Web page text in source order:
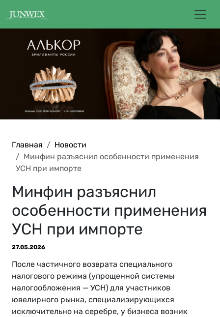
Главная
Новости
Минфин разъяснил особенности применения
УСН при импорте
Минфин разъяснил
особенности применения
УСН при импорте
27.05.2026
После частичного возврата специального
налогового режима (упрощенной системы
налогообложения — УСН) для участников
ювелирного рынка, специализирующихся
исключительно на серебре, у бизнеса возник